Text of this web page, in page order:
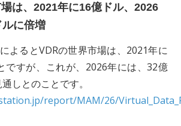
は、2021年に16億ドル、2026
に倍増
よるとVDRの世界市場は、2021年に
ですが、これが、2026年には、32億
しとのことです。
report/MAM/26/